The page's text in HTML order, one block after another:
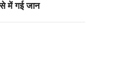
में गई जान